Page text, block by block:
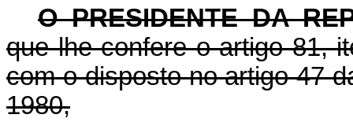
O PRESIDENTE DA
que lhe confere o artigo 81,
com o disposto no artigo 47
1980,